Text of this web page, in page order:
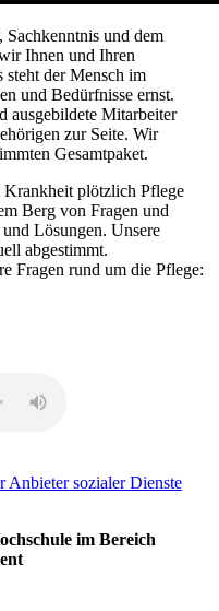
und dem
Ihnen und Ihren
der Mensch im
und Bedürfnisse ernst.
ausgebildete Mitarbeiter
zur Seite. Wir
Gesamtpaket.
plötzlich Pflege
Berg von Fragen und
Lösungen. Unsere
abgestimmt.
Fragen rund um die Pflege:
im Bereich